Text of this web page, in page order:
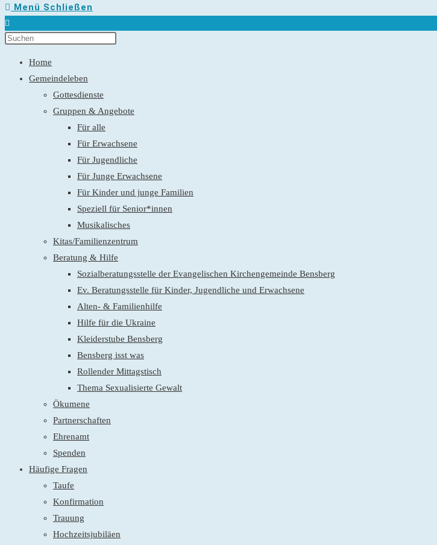
Menü Schließen
Home
Gemeindeleben
Gottesdienste
Gruppen & Angebote
Für alle
Für Erwachsene
Für Jugendliche
Für Junge Erwachsene
Für Kinder und junge Familien
Speziell für Senior*innen
Musikalisches
Kitas/Familienzentrum
Beratung & Hilfe
Sozialberatungsstelle der Evangelischen Kirchengemeinde Bensberg
Ev. Beratungsstelle für Kinder, Jugendliche und Erwachsene
Alten- & Familienhilfe
Hilfe für die Ukraine
Kleiderstube Bensberg
Bensberg isst was
Rollender Mittagstisch
Thema Sexualisierte Gewalt
Ökumene
Partnerschaften
Ehrenamt
Spenden
Häufige Fragen
Taufe
Konfirmation
Trauung
Hochzeitsjubiläen